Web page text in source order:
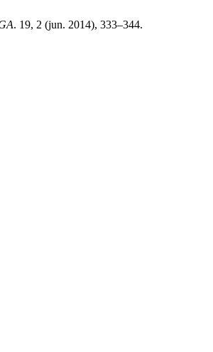
. 19, 2 (jun. 2014), 333–344.